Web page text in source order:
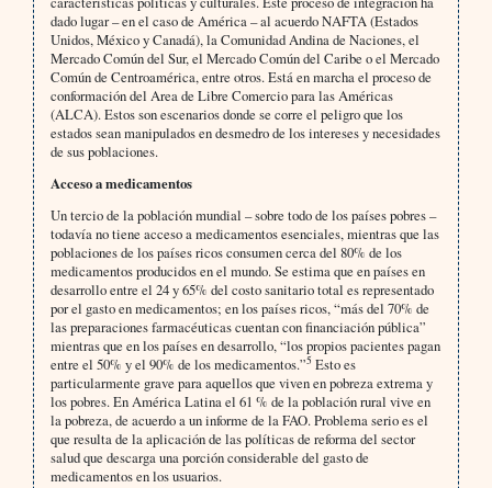
dado lugar – en el caso de América – al acuerdo NAFTA (Estados
Unidos, México y Canadá), la Comunidad Andina de Naciones, el
Mercado Común del Sur, el Mercado Común del Caribe o el Mercado
Común de Centroamérica, entre otros. Está en marcha el proceso de
conformación del Area de Libre Comercio para las Américas
(ALCA). Estos son escenarios donde se corre el peligro que los
estados sean manipulados en desmedro de los intereses y necesidades
de sus poblaciones.
Acceso a medicamentos
Un tercio de la población mundial – sobre todo de los países pobres –
todavía no tiene acceso a medicamentos esenciales, mientras que las
poblaciones de los países ricos consumen cerca del 80% de los
medicamentos producidos en el mundo. Se estima que en países en
desarrollo entre el 24 y 65% del costo sanitario total es representado
por el gasto en medicamentos; en los países ricos, “más del 70% de
las preparaciones farmacéuticas cuentan con financiación pública”
mientras que en los países en desarrollo, “los propios pacientes pagan
entre el 50% y el 90% de los medicamentos.”5 Esto es
particularmente grave para aquellos que viven en pobreza extrema y
los pobres. En América Latina el 61 % de la población rural vive en
la pobreza, de acuerdo a un informe de la FAO. Problema serio es el
que resulta de la aplicación de las políticas de reforma del sector
salud que descarga una porción considerable del gasto de
medicamentos en los usuarios.